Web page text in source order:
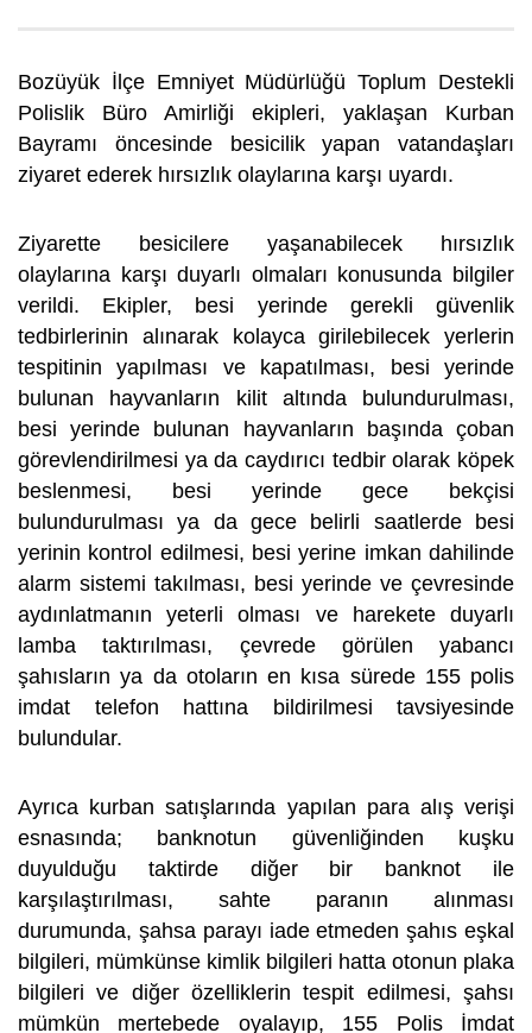
Bozüyük İlçe Emniyet Müdürlüğü Toplum Destekli
Polislik Büro Amirliği ekipleri, yaklaşan Kurban
Bayramı öncesinde besicilik yapan vatandaşları
ziyaret ederek hırsızlık olaylarına karşı uyardı.
Ziyarette besicilere yaşanabilecek hırsızlık
olaylarına karşı duyarlı olmaları konusunda bilgiler
verildi. Ekipler, besi yerinde gerekli güvenlik
tedbirlerinin alınarak kolayca girilebilecek yerlerin
tespitinin yapılması ve kapatılması, besi yerinde
bulunan hayvanların kilit altında bulundurulması,
besi yerinde bulunan hayvanların başında çoban
görevlendirilmesi ya da caydırıcı tedbir olarak köpek
beslenmesi, besi yerinde gece bekçisi
bulundurulması ya da gece belirli saatlerde besi
yerinin kontrol edilmesi, besi yerine imkan dahilinde
alarm sistemi takılması, besi yerinde ve çevresinde
aydınlatmanın yeterli olması ve harekete duyarlı
lamba taktırılması, çevrede görülen yabancı
şahısların ya da otoların en kısa sürede 155 polis
imdat telefon hattına bildirilmesi tavsiyesinde
bulundular.
Ayrıca kurban satışlarında yapılan para alış verişi
esnasında; banknotun güvenliğinden kuşku
duyulduğu taktirde diğer bir banknot ile
karşılaştırılması, sahte paranın alınması
durumunda, şahsa parayı iade etmeden şahıs eşkal
bilgileri, mümkünse kimlik bilgileri hatta otonun plaka
bilgileri ve diğer özelliklerin tespit edilmesi, şahsı
mümkün mertebede oyalayıp, 155 Polis İmdat